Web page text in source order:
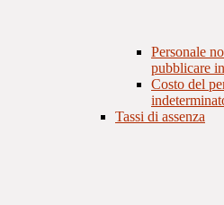
Personale
pubblicare
Costo del
Tassi di assenza